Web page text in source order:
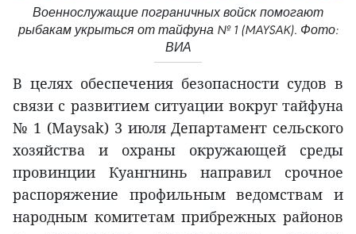
Военнослужащие пограничных войск помогают
рыбакам укрыться от тайфуна № 1 (MAYSAK). Фото:
ВИА
В целях обеспечения безопасности судов в
связи с развитием ситуации вокруг тайфуна
№ 1 (Maysak) 3 июля Департамент сельского
хозяйства и охраны окружающей среды
провинции Куангнинь направил срочное
распоряжение профильным ведомствам и
народным комитетам прибрежных районов